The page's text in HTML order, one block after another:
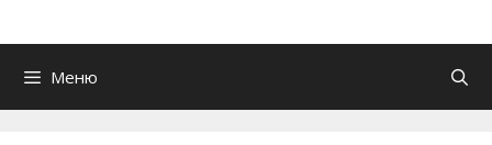
Меню